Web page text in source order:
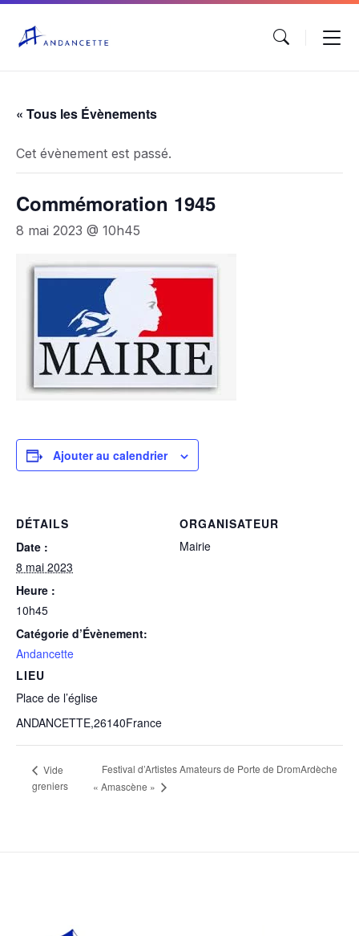
« Tous les Évènements
Cet évènement est passé.
Commémoration 1945
8 mai 2023 @ 10h45
Ajouter au calendrier
DÉTAILS
Date :
8 mai 2023
Heure :
10h45
Catégorie d’Évènement:
Andancette
LIEU
Place de l’église
ANDANCETTE,26140France
ORGANISATEUR
Mairie
Vide
greniers
Festival d’Artistes Amateurs de Porte de DromArdèche
« Amascène »